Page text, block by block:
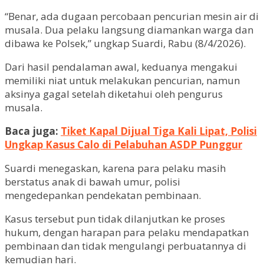
“Benar, ada dugaan percobaan pencurian mesin air di
musala. Dua pelaku langsung diamankan warga dan
dibawa ke Polsek,” ungkap Suardi, Rabu (8/4/2026).
Dari hasil pendalaman awal, keduanya mengakui
memiliki niat untuk melakukan pencurian, namun
aksinya gagal setelah diketahui oleh pengurus
musala.
Baca juga: Tiket Kapal Dijual Tiga Kali Lipat, Polisi
Ungkap Kasus Calo di Pelabuhan ASDP Punggur
Suardi menegaskan, karena para pelaku masih
berstatus anak di bawah umur, polisi
mengedepankan pendekatan pembinaan.
Kasus tersebut pun tidak dilanjutkan ke proses
hukum, dengan harapan para pelaku mendapatkan
pembinaan dan tidak mengulangi perbuatannya di
kemudian hari.